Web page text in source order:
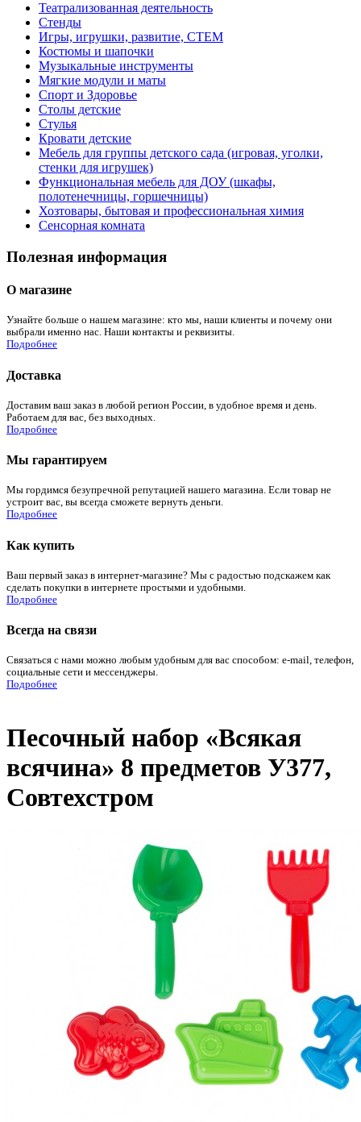
Театрализованная деятельность
Стенды
Игры, игрушки, развитие, СТЕМ
Костюмы и шапочки
Музыкальные инструменты
Мягкие модули и маты
Спорт и Здоровье
Столы детские
Стулья
Кровати детские
Мебель для группы детского сада (игровая, уголки,
стенки для игрушек)
Функциональная мебель для ДОУ (шкафы,
полотенечницы, горшечницы)
Хозтовары, бытовая и профессиональная химия
Сенсорная комната
Полезная информация
О магазине
Узнайте больше о нашем магазине: кто мы, наши клиенты и почему они
выбрали именно нас. Наши контакты и реквизиты.
Подробнее
Доставка
Доставим ваш заказ в любой регион России, в удобное время и день.
Работаем для вас, без выходных.
Подробнее
Мы гарантируем
Мы гордимся безупречной репутацией нашего магазина. Если товар не
устроит вас, вы всегда сможете вернуть деньги.
Подробнее
Как купить
Ваш первый заказ в интернет-магазине? Мы с радостью подскажем как
сделать покупки в интернете простыми и удобными.
Подробнее
Всегда на связи
Связаться с нами можно любым удобным для вас способом: e-mail, телефон,
социальные сети и мессенджеры.
Подробнее
Песочный набор «Всякая
всячина» 8 предметов У377,
Совтехстром